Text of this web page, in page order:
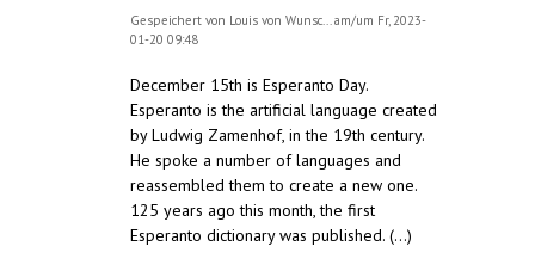
Gespeichert von Louis von Wunsc...am/um Fr, 2023-
01-20 09:48
December 15th is Esperanto Day.
Esperanto is the artificial language created
by Ludwig Zamenhof, in the 19th century.
He spoke a number of languages and
reassembled them to create a new one.
125 years ago this month, the first
Esperanto dictionary was published. (...)